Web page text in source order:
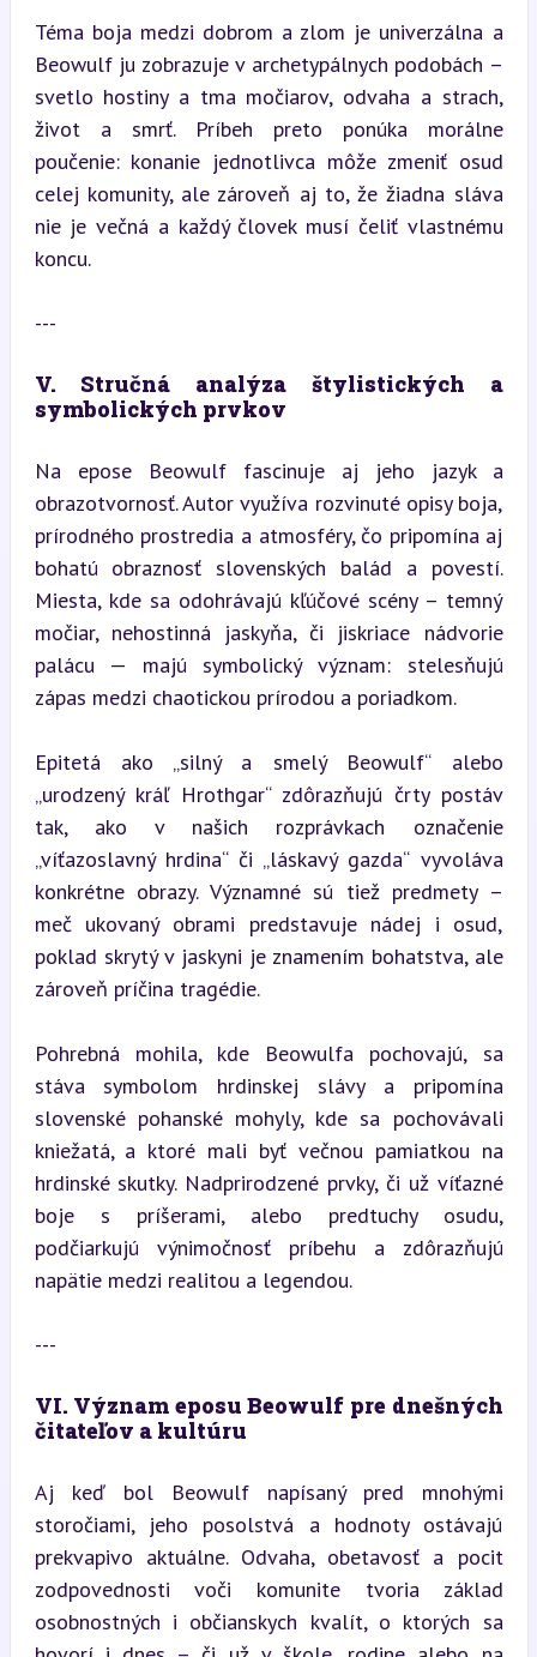
Téma boja medzi dobrom a zlom je univerzálna a
Beowulf ju zobrazuje v archetypálnych podobách –
svetlo hostiny a tma močiarov, odvaha a strach,
život a smrť. Príbeh preto ponúka morálne
poučenie: konanie jednotlivca môže zmeniť osud
celej komunity, ale zároveň aj to, že žiadna sláva
nie je večná a každý človek musí čeliť vlastnému
koncu.
---
V. Stručná analýza štylistických a
symbolických prvkov
Na epose Beowulf fascinuje aj jeho jazyk a
obrazotvornosť. Autor využíva rozvinuté opisy boja,
prírodného prostredia a atmosféry, čo pripomína aj
bohatú obraznosť slovenských balád a povestí.
Miesta, kde sa odohrávajú kľúčové scény – temný
močiar, nehostinná jaskyňa, či jiskriace nádvorie
palácu — majú symbolický význam: stelesňujú
zápas medzi chaotickou prírodou a poriadkom.
Epitetá ako „silný a smelý Beowulf“ alebo
„urodzený kráľ Hrothgar“ zdôrazňujú črty postáv
tak, ako v našich rozprávkach označenie
„víťazoslavný hrdina“ či „láskavý gazda“ vyvoláva
konkrétne obrazy. Významné sú tiež predmety –
meč ukovaný obrami predstavuje nádej i osud,
poklad skrytý v jaskyni je znamením bohatstva, ale
zároveň príčina tragédie.
Pohrebná mohila, kde Beowulfa pochovajú, sa
stáva symbolom hrdinskej slávy a pripomína
slovenské pohanské mohyly, kde sa pochovávali
kniežatá, a ktoré mali byť večnou pamiatkou na
hrdinské skutky. Nadprirodzené prvky, či už víťazné
boje s príšerami, alebo predtuchy osudu,
podčiarkujú výnimočnosť príbehu a zdôrazňujú
napätie medzi realitou a legendou.
---
VI. Význam eposu Beowulf pre dnešných
čitateľov a kultúru
Aj keď bol Beowulf napísaný pred mnohými
storočiami, jeho posolstvá a hodnoty ostávajú
prekvapivo aktuálne. Odvaha, obetavosť a pocit
zodpovednosti voči komunite tvoria základ
osobnostných i občianskych kvalít, o ktorých sa